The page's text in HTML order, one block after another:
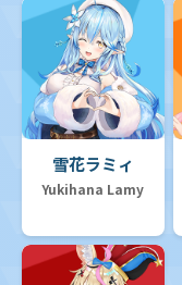
雪花ラミィ
Yukihana Lamy